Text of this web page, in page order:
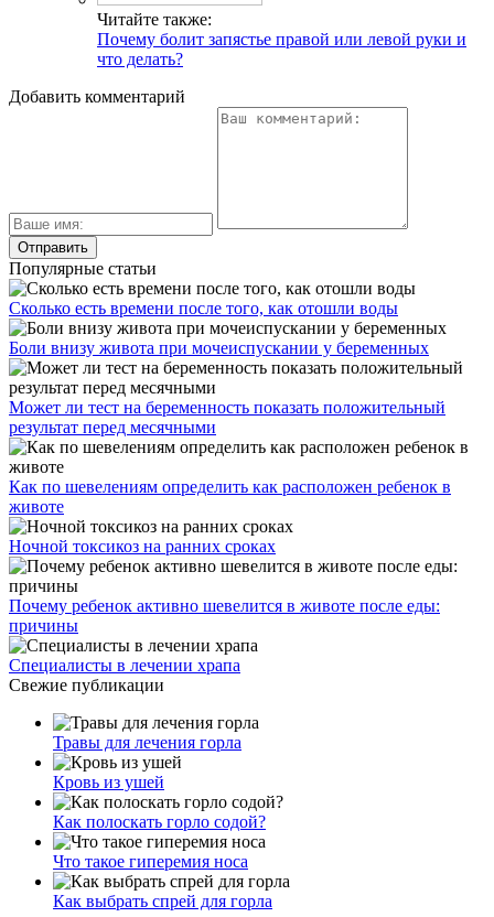
Читайте также:
Почему болит запястье правой или левой руки и
что делать?
Добавить комментарий
Популярные статьи
Сколько есть времени после того, как отошли воды
Боли внизу живота при мочеиспускании у беременных
Может ли тест на беременность показать положительный
результат перед месячными
Как по шевелениям определить как расположен ребенок в
животе
Ночной токсикоз на ранних сроках
Почему ребенок активно шевелится в животе после еды:
причины
Специалисты в лечении храпа
Свежие публикации
Травы для лечения горла
Кровь из ушей
Как полоскать горло содой?
Что такое гиперемия носа
Как выбрать спрей для горла